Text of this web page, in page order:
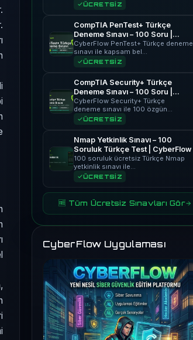
ÜCRETSİZ
CompTIA PenTest+ Türkçe
Deneme Sınavı – 100 Soru |
CyberFlow
CyberFlow PenTest+ Türkçe deneme
sınavı ile kapsam bel…
ÜCRETSİZ
CompTIA Security+ Türkçe
Deneme Sınavı – 100 Soru |
CyberFlow
CyberFlow Security+ Türkçe
deneme sınavı ile 100 özgün…
ÜCRETSİZ
Nmap Yetkinlik Sınavı – 100
Soruluk Türkçe Test | CyberFlow
100 soruluk ücretsiz Türkçe Nmap
yetkinlik sınavı ile…
ÜCRETSİZ
🆓 Tüm Ücretsiz Sınavları Gör
CyberFlow Uygulaması